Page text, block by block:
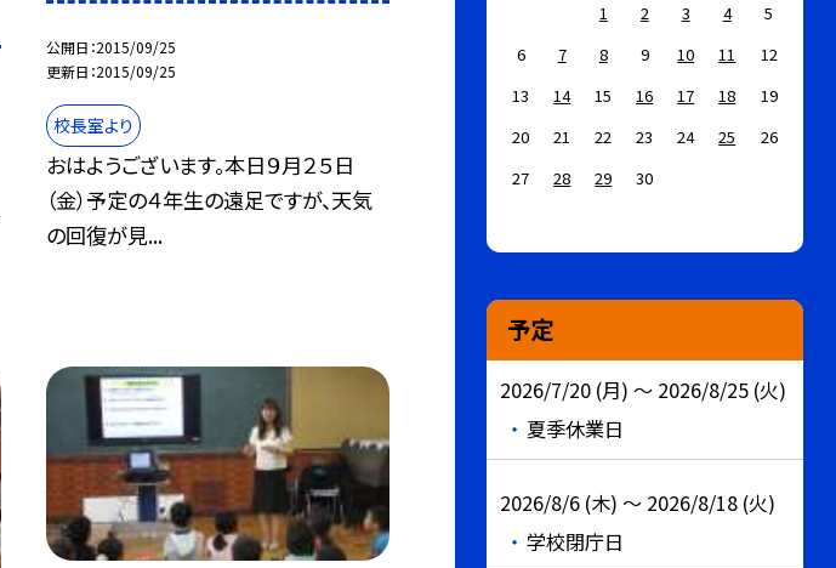
公開日 2015/09/25
更新日 2015/09/25
校長室より
おはようございます。本日９月２５日
（金）予定の４年生の遠足ですが、天気
の回復が見...
1 2 3 4
5
6
7 8 9 10 11
12
13
14 15 16 17 18
19
20
21 22 23 24 25
26
27
28 29 30
予定
2026/7/20 (月) ～ 2026/8/25 (火)
夏季休業日
2026/8/6 (木) ～ 2026/8/18 (火)
学校閉庁日